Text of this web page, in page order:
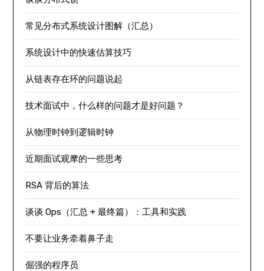
常见分布式系统设计图解（汇总）
系统设计中的快速估算技巧
从链表存在环的问题说起
技术面试中，什么样的问题才是好问题？
从物理时钟到逻辑时钟
近期面试观摩的一些思考
RSA 背后的算法
谈谈 Ops（汇总 + 最终篇）：工具和实践
不要让业务牵着鼻子走
倔强的程序员